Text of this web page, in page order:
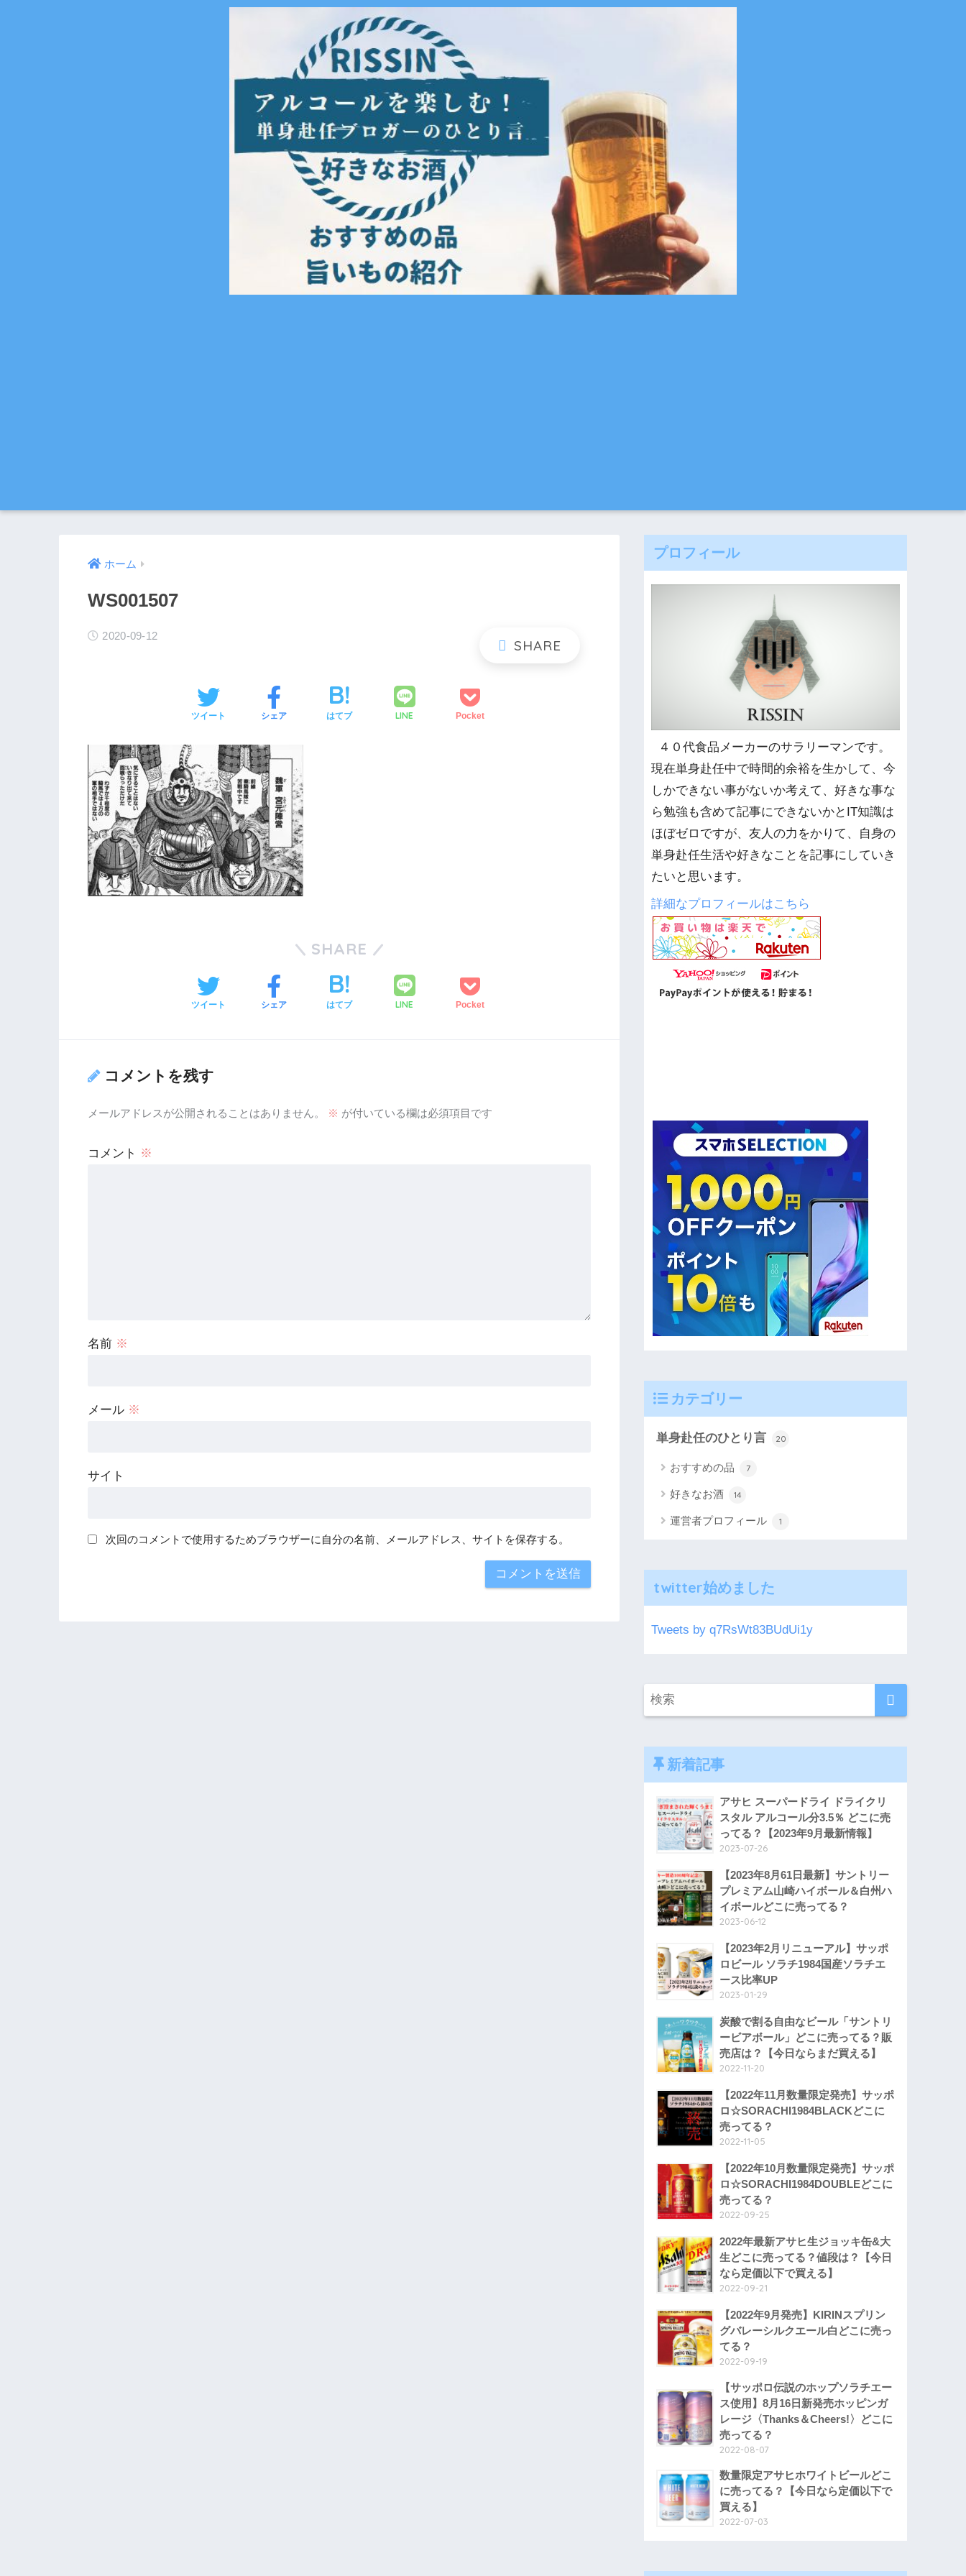
ホーム
WS001507
2020-09-12
ツイート シェア はてブ LINE Pocket
SHARE
ツイート シェア はてブ LINE Pocket
コメントを残す
メールアドレスが公開されることはありません。 ※ が付いている欄は必須項目です
コメント ※
名前 ※
メール ※
サイト
次回のコメントで使用するためブラウザーに自分の名前、メールアドレス、サイトを保存する。
プロフィール
４０代食品メーカーのサラリーマンです。
現在単身赴任中で時間的余裕を生かして、今
しかできない事がないか考えて、好きな事な
ら勉強も含めて記事にできないかとIT知識は
ほぼゼロですが、友人の力をかりて、自身の
単身赴任生活や好きなことを記事にしていき
たいと思います。
詳細なプロフィールはこちら
カテゴリー
単身赴任のひとり言 20
おすすめの品 7
好きなお酒 14
運営者プロフィール 1
twitter始めました
Tweets by q7RsWt83BUdUi1y
新着記事
アサヒ スーパードライ ドライクリ
スタル アルコール分3.5％ どこに売
ってる？【2023年9月最新情報】
2023-07-26
【2023年8月61日最新】サントリー
プレミアム山崎ハイボール＆白州ハ
イボールどこに売ってる？
2023-06-12
【2023年2月リニューアル】サッポ
ロビール ソラチ1984国産ソラチエ
ース比率UP
2023-01-29
炭酸で割る自由なビール「サントリ
ービアボール」どこに売ってる？販
売店は？【今日ならまだ買える】
2022-11-20
【2022年11月数量限定発売】サッポ
ロ☆SORACHI1984BLACKどこに
売ってる？
2022-11-05
【2022年10月数量限定発売】サッポ
ロ☆SORACHI1984DOUBLEどこに
売ってる？
2022-09-25
2022年最新アサヒ生ジョッキ缶&大
生どこに売ってる？値段は？【今日
なら定価以下で買える】
2022-09-21
【2022年9月発売】KIRINスプリン
グバレーシルクエール白どこに売っ
てる？
2022-09-19
【サッポロ伝説のホップソラチエー
ス使用】8月16日新発売ホッピンガ
レージ〈Thanks＆Cheers!〉どこに
売ってる？
2022-08-07
数量限定アサヒホワイトビールどこ
に売ってる？【今日なら定価以下で
買える】
2022-07-03